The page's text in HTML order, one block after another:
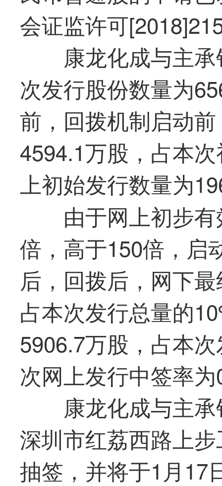
会证监许可
康龙化成与主
次发行股份数量为
前，回拨机制启动
4594.1万股，占本
上初始发行数量为
由于网上初步
倍，高于150倍，启
后，回拨后，网下
占本次发行总量的
5906.7万股，占本
次网上发行中签率
康龙化成与主
深圳市红荔西路上
抽签，并将于1月17